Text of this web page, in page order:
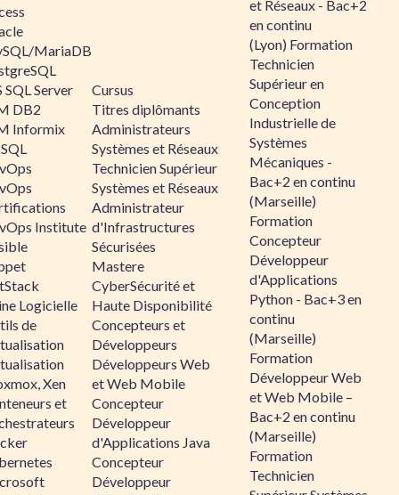
MariaDB
SQL Server
DB2
Informix
Institute
Logicielle
de
Xen
et
Cursus
Titres diplômants
Administrateurs
Systèmes et Réseaux
Technicien Supérieur
Systèmes et Réseaux
Administrateur
d'Infrastructures
Sécurisées
Mastere
CyberSécurité et
Haute Disponibilité
Concepteurs et
Développeurs
Développeurs Web
et Web Mobile
Concepteur
Développeur
d'Applications Java
Concepteur
Développeur
et Réseaux - Bac+2
en continu
(Lyon) Formation
Technicien
Supérieur en
Conception
Industrielle de
Systèmes
Mécaniques -
Bac+2 en continu
(Marseille)
Formation
Concepteur
Développeur
d'Applications
Python - Bac+3 en
continu
(Marseille)
Formation
Développeur Web
et Web Mobile –
Bac+2 en continu
(Marseille)
Formation
Technicien